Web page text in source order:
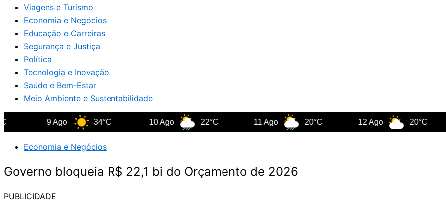
Viagens e Turismo
Economia e Negócios
Educação e Carreiras
Segurança e Justiça
Política
Tecnologia e Inovação
Saúde e Bem-Estar
Meio Ambiente e Sustentabilidade
34°C 22°C 20°C 20°C
Economia e Negócios
Governo bloqueia R$ 22,1 bi do Orçamento de 2026
PUBLICIDADE